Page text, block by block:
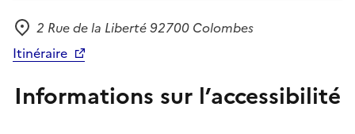
Adresse
2 Rue de la Liberté 92700 Colombes
Itinéraire
Informations sur l’accessibilité